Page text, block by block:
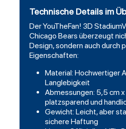
Technische Details im
Der YouTheFan! 3D
Chicago Bears überzeugt
Design, sondern auch durch
Eigenschaften:
Material: Hochwertiger
Langlebigkeit
Abmessungen: 5,5 cm
platzsparend und
Gewicht: Leicht, aber
sichere Haftung